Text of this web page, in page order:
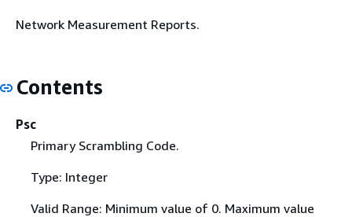
Network Measurement Reports.
Contents
Psc
Primary Scrambling Code.
Type: Integer
Valid Range: Minimum value of 0. Maximum value